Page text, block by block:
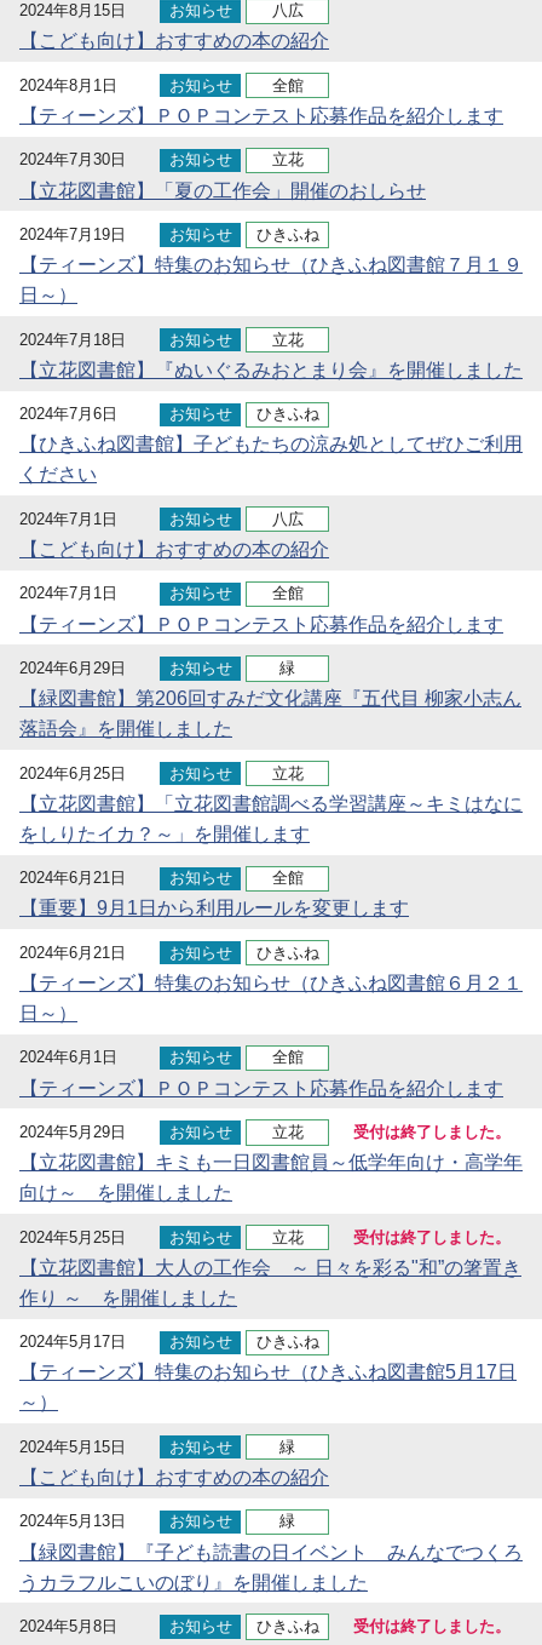
2024年8月15日 お知らせ 八広
【こども向け】おすすめの本の紹介
2024年8月1日 お知らせ 全館
【ティーンズ】ＰＯＰコンテスト応募作品を紹介します
2024年7月30日 お知らせ 立花
【立花図書館】「夏の工作会」開催のおしらせ
2024年7月19日 お知らせ ひきふね
【ティーンズ】特集のお知らせ（ひきふね図書館７月１９
日～）
2024年7月18日 お知らせ 立花
【立花図書館】『ぬいぐるみおとまり会』を開催しました
2024年7月6日 お知らせ ひきふね
【ひきふね図書館】子どもたちの涼み処としてぜひご利用
ください
2024年7月1日 お知らせ 八広
【こども向け】おすすめの本の紹介
2024年7月1日 お知らせ 全館
【ティーンズ】ＰＯＰコンテスト応募作品を紹介します
2024年6月29日 お知らせ 緑
【緑図書館】第206回すみだ文化講座『五代目 柳家小志ん
落語会』を開催しました
2024年6月25日 お知らせ 立花
【立花図書館】「立花図書館調べる学習講座～キミはなに
をしりたイカ？～」を開催します
2024年6月21日 お知らせ 全館
【重要】9月1日から利用ルールを変更します
2024年6月21日 お知らせ ひきふね
【ティーンズ】特集のお知らせ（ひきふね図書館６月２１
日～）
2024年6月1日 お知らせ 全館
【ティーンズ】ＰＯＰコンテスト応募作品を紹介します
2024年5月29日 お知らせ 立花 受付は終了しました。
【立花図書館】キミも一日図書館員～低学年向け・高学年
向け～ を開催しました
2024年5月25日 お知らせ 立花 受付は終了しました。
【立花図書館】大人の工作会 ～ 日々を彩る"和”の箸置き
作り ～ を開催しました
2024年5月17日 お知らせ ひきふね
【ティーンズ】特集のお知らせ（ひきふね図書館5月17日
～）
2024年5月15日 お知らせ 緑
【こども向け】おすすめの本の紹介
2024年5月13日 お知らせ 緑
【緑図書館】『子ども読書の日イベント みんなでつくろ
うカラフルこいのぼり』を開催しました
2024年5月8日 お知らせ ひきふね 受付は終了しました。